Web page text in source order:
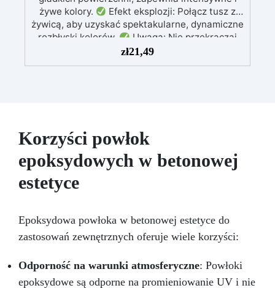
żywe kolory.
Efekt eksplozji: Połącz tusz z
żywicą, aby uzyskać spektakularne, dynamiczne
rozbłyski kolorów.
Uwaga: Nie przekraczaj
1% tuszu w mieszance, aby zachować
mechaniczną wytrzymałość tworzonego
dynamikę powierzchniom z żywicy.
zł21,49
Korzyści powłok
epoksydowych w betonowej
estetyce
Epoksydowa powłoka w betonowej estetyce do
zastosowań zewnętrznych oferuje wiele korzyści:
Odporność na warunki atmosferyczne: Powłoki
epoksydowe są odporne na promieniowanie UV i nie